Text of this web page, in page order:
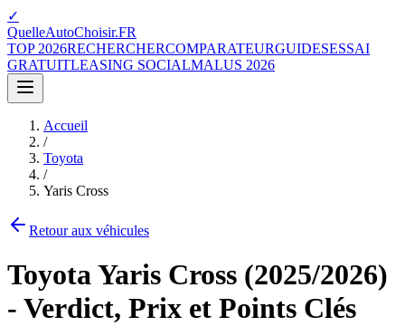
✓
QuelleAutoChoisir.FR
TOP 2026RECHERCHERCOMPARATEURGUIDESESSAI
GRATUITLEASING SOCIALMALUS 2026
Accueil
/
Toyota
/
Yaris Cross
Retour aux véhicules
ToyotaYaris Cross (2025/2026)
- Verdict, Prix et Points Clés